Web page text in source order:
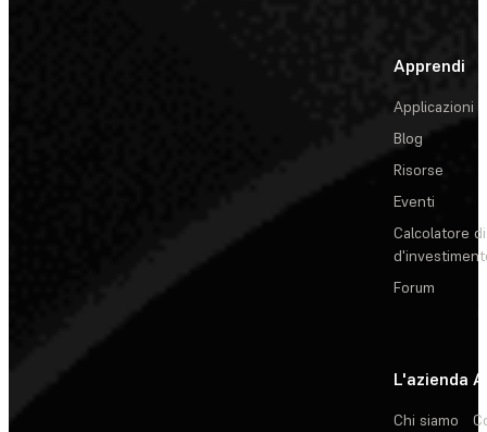
Apprendi
Applicazioni
Blog
Risorse
Eventi
Calcolatore
Forum
L'azienda
Chi siamo